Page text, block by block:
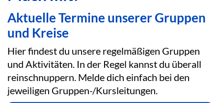
Aktuelle Termine unserer Gruppen
und Kreise
Hier findest du unsere regelmäßigen Gruppen
und Aktivitäten. In der Regel kannst du überall
reinschnuppern. Melde dich einfach bei den
jeweiligen Gruppen-/Kursleitungen.